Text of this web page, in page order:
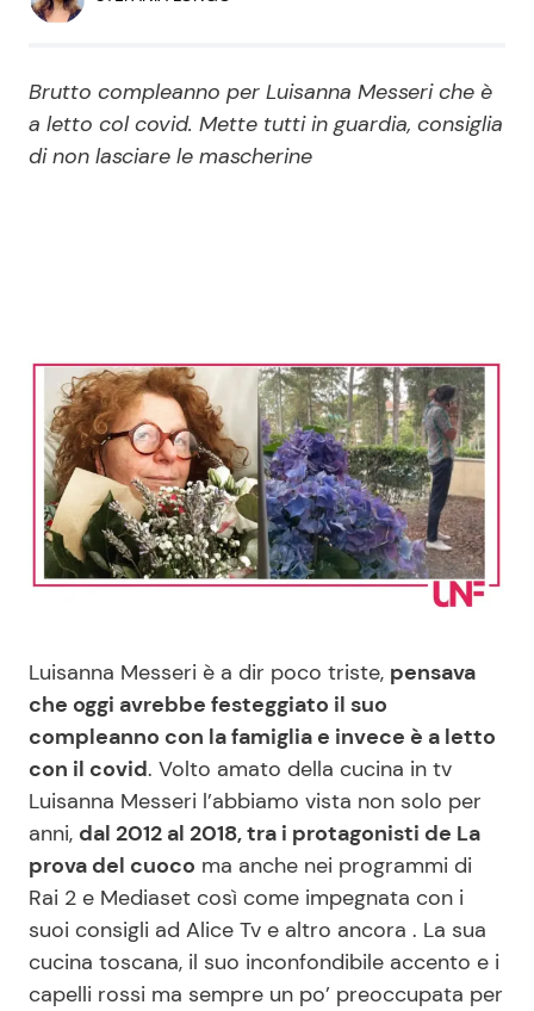
Economia
Persone Scomparse
Politica
Programmi TV
Reality e Talent
News Cinema
News Musica
News Spettacolo
News dal mondo
Benessere
Moda e Style
Mondo Mamma
News benessere
Salute
Viaggi e Turismo
Cucina e Ricette
Dolci
Le Ricette in TV
Primi Piatti
Ricette Facili e Veloci
Ricette Feste
Brutto compleanno per Luisanna Messeri che è
a letto col covid. Mette tutti in guardia, consiglia
di non lasciare le mascherine
Luisanna Messeri è a dir poco triste, pensava
che oggi avrebbe festeggiato il suo
compleanno con la famiglia e invece è a letto
con il covid. Volto amato della cucina in tv
Luisanna Messeri l’abbiamo vista non solo per
anni, dal 2012 al 2018, tra i protagonisti de La
prova del cuoco ma anche nei programmi di
Rai 2 e Mediaset così come impegnata con i
suoi consigli ad Alice Tv e altro ancora . La sua
cucina toscana, il suo inconfondibile accento e i
capelli rossi ma sempre un po’ preoccupata per